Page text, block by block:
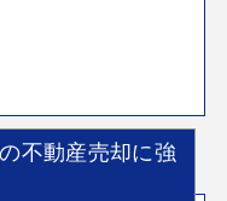
不動産売却に強